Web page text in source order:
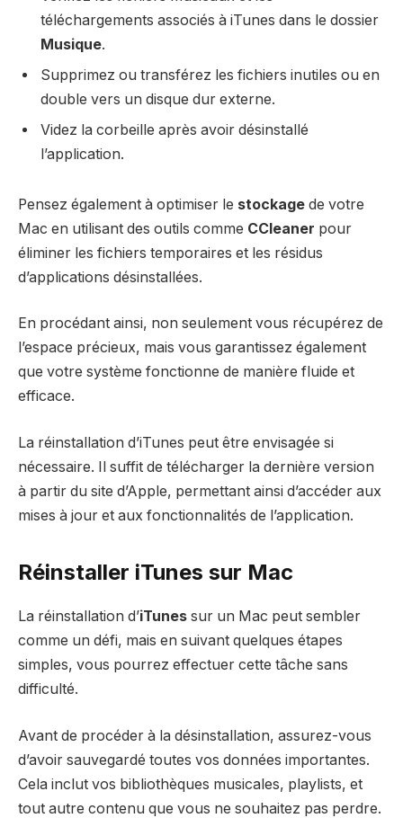
téléchargements associés à iTunes dans le dossier
Musique.
Supprimez ou transférez les fichiers inutiles ou en
double vers un disque dur externe.
Videz la corbeille après avoir désinstallé
l’application.
Pensez également à optimiser le stockage de votre
Mac en utilisant des outils comme CCleaner pour
éliminer les fichiers temporaires et les résidus
d’applications désinstallées.
En procédant ainsi, non seulement vous récupérez de
l’espace précieux, mais vous garantissez également
que votre système fonctionne de manière fluide et
efficace.
La réinstallation d’iTunes peut être envisagée si
nécessaire. Il suffit de télécharger la dernière version
à partir du site d’Apple, permettant ainsi d’accéder aux
mises à jour et aux fonctionnalités de l’application.
Réinstaller iTunes sur Mac
La réinstallation d’iTunes sur un Mac peut sembler
comme un défi, mais en suivant quelques étapes
simples, vous pourrez effectuer cette tâche sans
difficulté.
Avant de procéder à la désinstallation, assurez-vous
d’avoir sauvegardé toutes vos données importantes.
Cela inclut vos bibliothèques musicales, playlists, et
tout autre contenu que vous ne souhaitez pas perdre.